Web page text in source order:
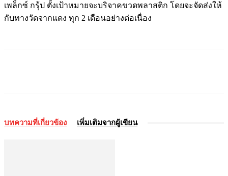
เพล็กซ์ กรุ้ป ตั้งเป้าหมายจะบริจาคขวดพลาสติก โดยจะจัดส่งให้
กับทางวัดจากแดง ทุก 2 เดือนอย่างต่อเนื่อง
บทความที่เกี่ยวข้อง เพิ่มเติมจากผู้เขียน